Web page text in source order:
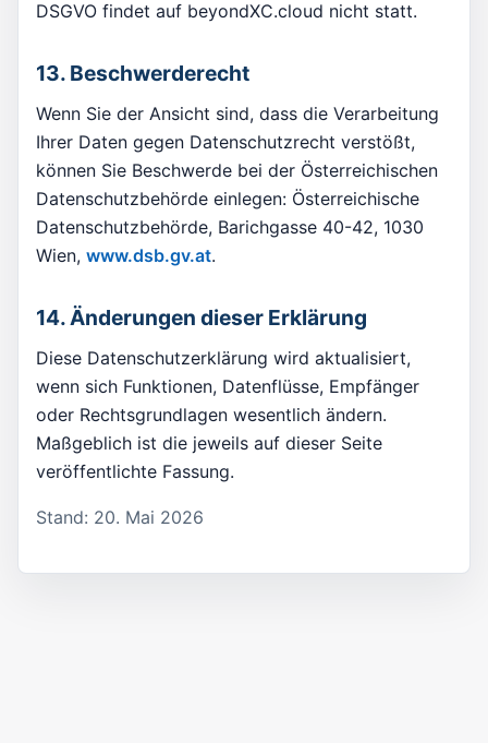
DSGVO findet auf beyondXC.cloud nicht statt.
13. Beschwerderecht
Wenn Sie der Ansicht sind, dass die Verarbeitung
Ihrer Daten gegen Datenschutzrecht verstößt,
können Sie Beschwerde bei der Österreichischen
Datenschutzbehörde einlegen: Österreichische
Datenschutzbehörde, Barichgasse 40-42, 1030
Wien, www.dsb.gv.at.
14. Änderungen dieser Erklärung
Diese Datenschutzerklärung wird aktualisiert,
wenn sich Funktionen, Datenflüsse, Empfänger
oder Rechtsgrundlagen wesentlich ändern.
Maßgeblich ist die jeweils auf dieser Seite
veröffentlichte Fassung.
Stand: 20. Mai 2026